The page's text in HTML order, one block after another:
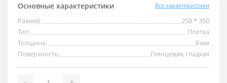
Основные характеристики Все характеристики
Размер:
250 * 350
Тип:
Плитка
Толщина:
9 мм
Поверхность:
Глянцевая, гладкая